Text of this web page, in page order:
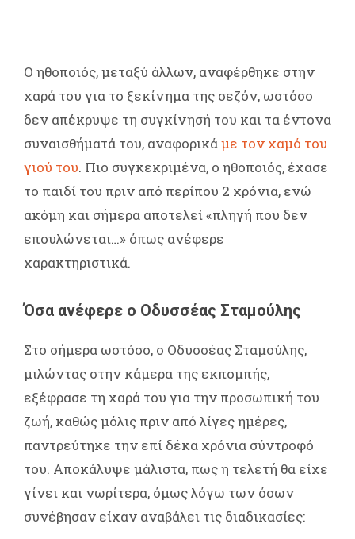
Ο ηθοποιός, μεταξύ άλλων, αναφέρθηκε στην
χαρά του για το ξεκίνημα της σεζόν, ωστόσο
δεν απέκρυψε τη συγκίνησή του και τα έντονα
συναισθήματά του, αναφορικάμε τον χαμό του
γιού του. Πιο συγκεκριμένα, ο ηθοποιός, έχασε
το παιδί του πριν από περίπου 2 χρόνια, ενώ
ακόμη και σήμερα αποτελεί «πληγή που δεν
επουλώνεται…» όπως ανέφερε
χαρακτηριστικά.
Όσα ανέφερε ο Οδυσσέας Σταμούλης
Στο σήμερα ωστόσο, ο Οδυσσέας Σταμούλης,
μιλώντας στην κάμερα της εκπομπής,
εξέφρασε τη χαρά του για την προσωπική του
ζωή, καθώς μόλις πριν από λίγες ημέρες,
παντρεύτηκε την επί δέκα χρόνια σύντροφό
του. Αποκάλυψε μάλιστα, πως η τελετή θα είχε
γίνει και νωρίτερα, όμως λόγω των όσων
συνέβησαν είχαν αναβάλει τις διαδικασίες: